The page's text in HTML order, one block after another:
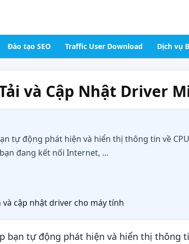
Đào tạo SEO Traffic User Download Dịch vụ
và Cập Nhật Driver
tự động phát hiện và hiển thị thông tin về
đang kết nối Internet, ...
và cập nhật driver cho máy tính
tự động phát hiện và hiển thị thông